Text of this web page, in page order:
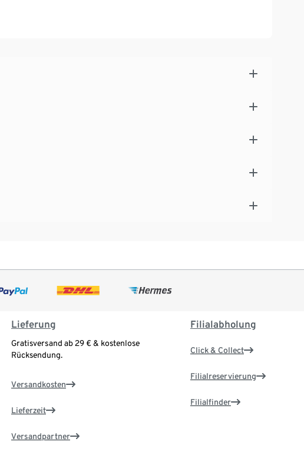
Oberschenkeln
Lieferung
Gratisversand ab 29 € & kostenlose
Rücksendung.
Versandkosten
Lieferzeit
Versandpartner
Filialabholung
Click & Collect
Filialreservierung
Filialfinder